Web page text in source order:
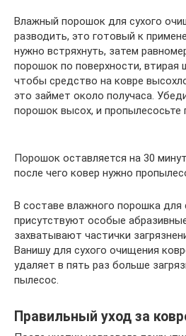
Влажный порошок для сухого
разводить, это готовый к
нужно встряхнуть, затем
порошок по поверхности, втирая
чтобы средство на ковре
это займет около получаса.
порошок высох, и пропылесосьте
Порошок оставляется на 30
после чего ковер нужно
В составе влажного порошка для
присутствуют особые
захватывают частички
Ванишу для сухого очищения
удаляет в пять раз больше
пылесос.
Правильный уход за